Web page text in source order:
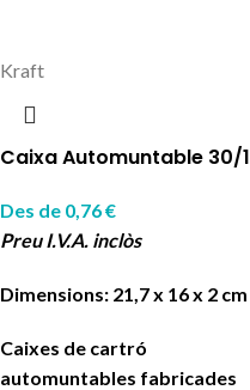
Kraft
Caixa Automuntable 30/1
Des de 0,76€
Preu I.V.A. inclòs
Dimensions: 21,7 x 16 x 2 cm
Caixes de cartró
automuntables fabricades